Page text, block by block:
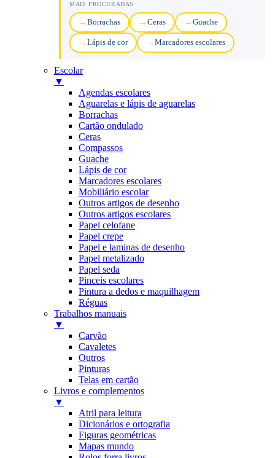
MAIS PROCURADAS
Borrachas Ceras Guache
Lápis de cor Marcadores escolares
Escolar
▼
Agendas escolares
Aguarelas e lápis de aguarelas
Borrachas
Cartão ondulado
Ceras
Compassos
Guache
Lápis de cor
Marcadores escolares
Mobiliário escolar
Outros artigos de desenho
Outros artigos escolares
Papel celofane
Papel crepe
Papel e laminas de desenho
Papel metalizado
Papel seda
Pinceis escolares
Pintura a dedos e maquilhagem
Réguas
Trabalhos manuais
▼
Carvão
Cavaletes
Outros
Pinturas
Telas em cartão
Livros e complementos
▼
Atril para leitura
Dicionários e ortografia
Figuras geométricas
Mapas mundo